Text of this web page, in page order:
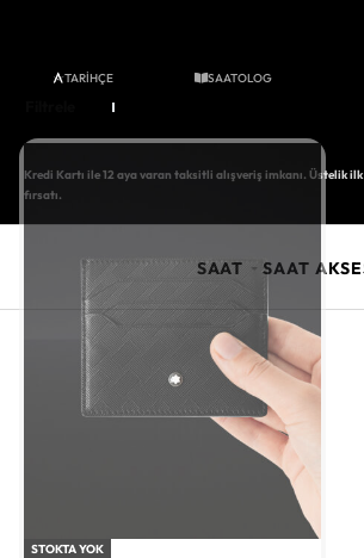
TARİHÇE SAATOLOG
Kredi Kartı ile 12 aya varan taksitli alışveriş imkanı. Üstelik
fırsatı.
SAAT SAAT
STOKTA YOK